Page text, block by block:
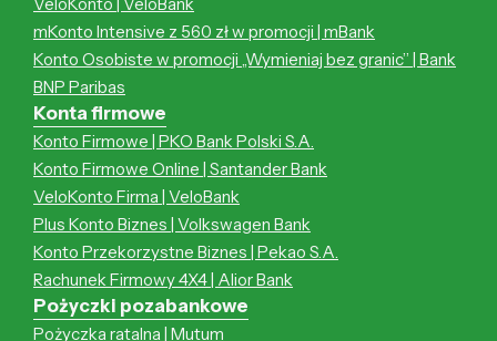
mKonto Intensive z 560 zł w promocji | mBank
Konto Osobiste w promocji „Wymieniaj bez granic” | Bank
BNP Paribas
Konta firmowe
Konto Firmowe | PKO Bank Polski S.A.
Konto Firmowe Online | Santander Bank
VeloKonto Firma | VeloBank
Plus Konto Biznes | Volkswagen Bank
Konto Przekorzystne Biznes | Pekao S.A.
Rachunek Firmowy 4X4 | Alior Bank
Pożyczki pozabankowe
Pożyczka ratalna | Mutum